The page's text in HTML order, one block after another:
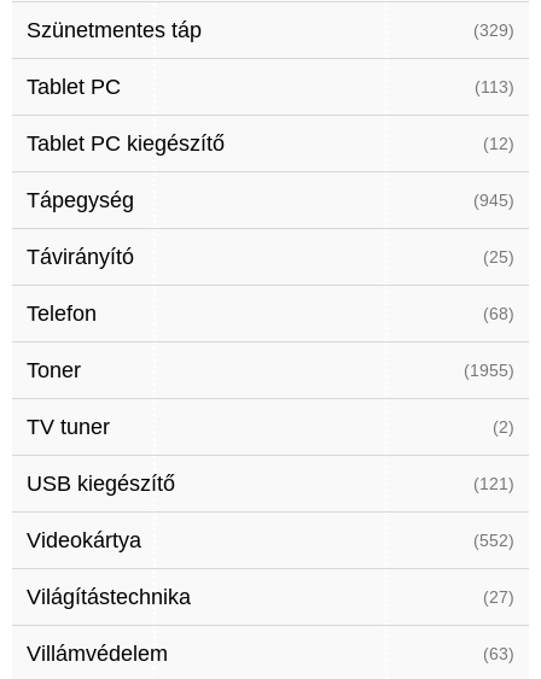
Szünetmentes táp (329)
Tablet PC (113)
Tablet PC kiegészítő (12)
Tápegység (945)
Távirányító (25)
Telefon (68)
Toner (1955)
TV tuner (2)
USB kiegészítő (121)
Videokártya (552)
Világítástechnika (27)
Villámvédelem (63)